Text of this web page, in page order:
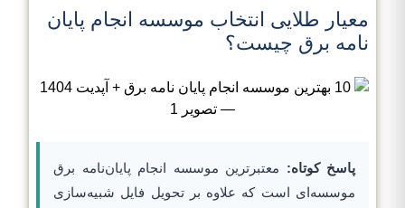
معیار طلایی انتخاب موسسه انجام پایان
نامه برق چیست؟
پاسخ کوتاه: معتبرترین موسسه انجام پایان‌نامه برق
موسسه‌ای است که علاوه بر تحویل فایل شبیه‌سازی